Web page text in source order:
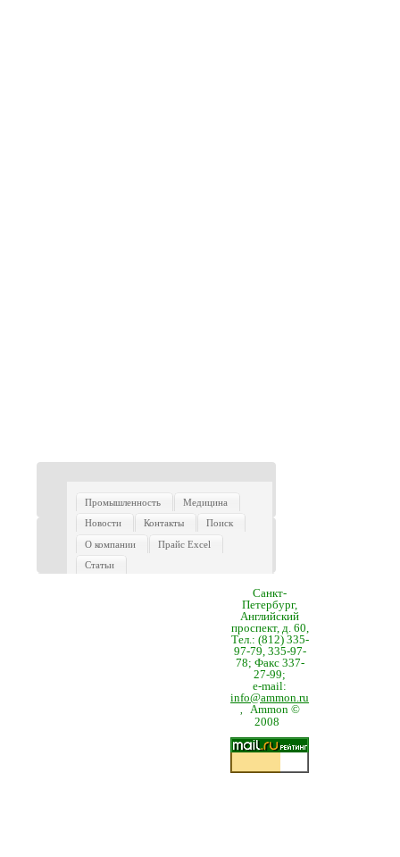
Промышленность
Медицина
Новости
Контакты
Поиск
О компании
Прайс Excel
Статьи
Санкт-
Петербург,
Английский
проспект, д. 60,
Тел.: (812) 335-
97-79, 335-97-
78; Факс 337-
27-99;
e-mail:
info@ammon.ru
Ammon ©
2008